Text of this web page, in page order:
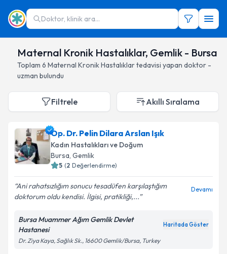
Doktor, klinik ara...
Maternal Kronik Hastalıklar, Gemlik - Bursa
Toplam 6 Maternal Kronik Hastalıklartedavisi yapan doktor -
uzman bulundu
Filtrele Akıllı Sıralama
Op. Dr. Pelin Dilara Arslan Işık
Kadın Hastalıkları ve Doğum
Bursa, Gemlik
5 (2 Değerlendirme)
Ani rahatsızlığım sonucu tesadüfen karşılaştığım
doktorum oldu kendisi. İlgisi, pratikliği,...
Devamı
Bursa Muammer Ağım Gemlik Devlet
Hastanesi
Haritada Göster
Dr. Ziya Kaya, Sağlık Sk., 16600 Gemlik/Bursa, Turkey